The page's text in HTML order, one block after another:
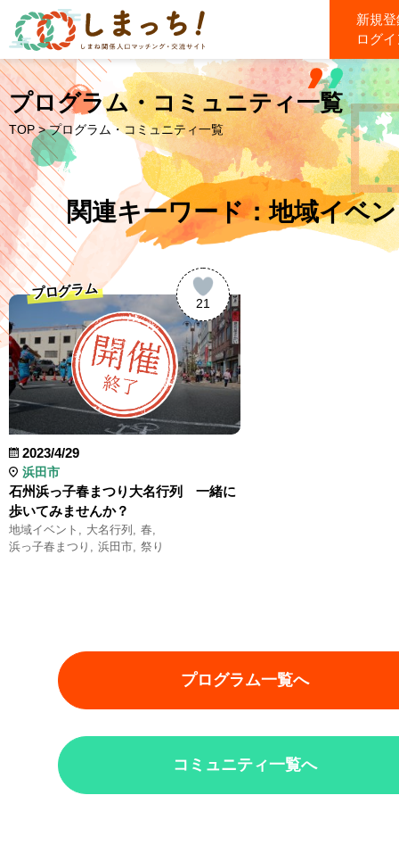
新規
ログ
プログラム・コミュニティ一覧
TOP > プログラム・コミュニティ一覧
関連キーワード：地域イベ
21
プログラム
2023/4/29
浜田市
石州浜っ子春まつり大名行列 一緒に
歩いてみませんか？
地域イベント 大名行列
春
浜っ子春まつり
浜田市 祭り
プログラム一覧へ
コミュニティ一覧へ